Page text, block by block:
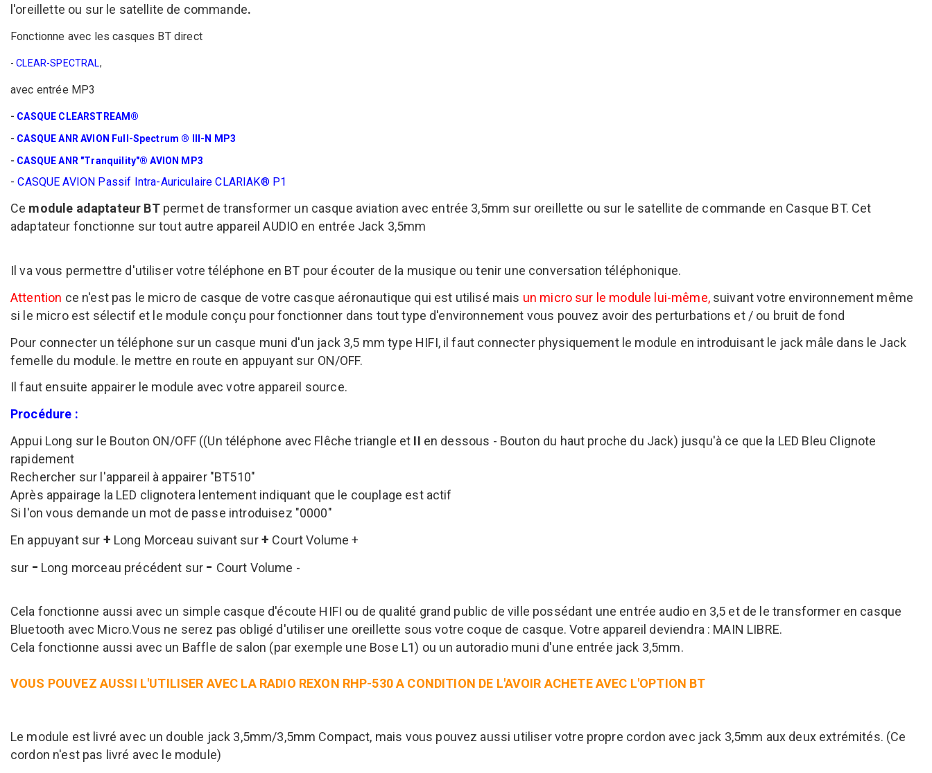
l'oreillette ou sur le satellite de commande.
Fonctionne avec les casques BT direct
-CLEAR-SPECTRAL,
avec entrée MP3
- CASQUE CLEARSTREAM®
- CASQUE ANR AVION Full-Spectrum ® III-N MP3
- CASQUE ANR "Tranquility"® AVION MP3
- CASQUE AVION Passif Intra-Auriculaire CLARIAK® P1
Ce module adaptateur BT permet de transformer un casque aviation avec entrée 3,5mm sur oreillette ou sur le satellite de commande en Casque BT. Cet
adaptateur fonctionne sur tout autre appareil AUDIO en entrée Jack 3,5mm
Il va vous permettre d'utiliser votre téléphone en BT pour écouter de la musique ou tenir une conversation téléphonique.
Attention ce n'est pas le micro de casque de votre casque aéronautique qui est utilisé mais un micro sur le module lui-même, suivant votre environnement même
si le micro est sélectif et le module conçu pour fonctionner dans tout type d'environnement vous pouvez avoir des perturbations et / ou bruit de fond
Pour connecter un téléphone sur un casque muni d'un jack 3,5 mm type HIFI, il faut connecter physiquement le module en introduisant le jack mâle dans le Jack
femelle du module. le mettre en route en appuyant sur ON/OFF.
Il faut ensuite appairer le module avec votre appareil source.
Procédure :
Appui Long sur le Bouton ON/OFF ((Un téléphone avec Flêche triangle et II en dessous - Bouton du haut proche du Jack) jusqu'à ce que la LED Bleu Clignote
rapidement
Rechercher sur l'appareil à appairer "BT510"
Après appairage la LED clignotera lentement indiquant que le couplage est actif
Si l'on vous demande un mot de passe introduisez "0000"
En appuyant sur + Long Morceau suivant sur+ Court Volume +
sur - Long morceau précédent sur - Court Volume -
Cela fonctionne aussi avec un simple casque d'écoute HIFI ou de qualité grand public de ville possédant une entrée audio en 3,5 et de le transformer en casque
Bluetooth avec Micro.Vous ne serez pas obligé d'utiliser une oreillette sous votre coque de casque. Votre appareil deviendra : MAIN LIBRE.
Cela fonctionne aussi avec un Baffle de salon (par exemple une Bose L1) ou un autoradio muni d'une entrée jack 3,5mm.
VOUS POUVEZ AUSSI L'UTILISER AVEC LA RADIO REXON RHP-530 A CONDITION DE L'AVOIR ACHETE AVEC L'OPTION BT
Le module est livré avec un double jack 3,5mm/3,5mm Compact, mais vous pouvez aussi utiliser votre propre cordon avec jack 3,5mm aux deux extrémités. (Ce
cordon n'est pas livré avec le module)